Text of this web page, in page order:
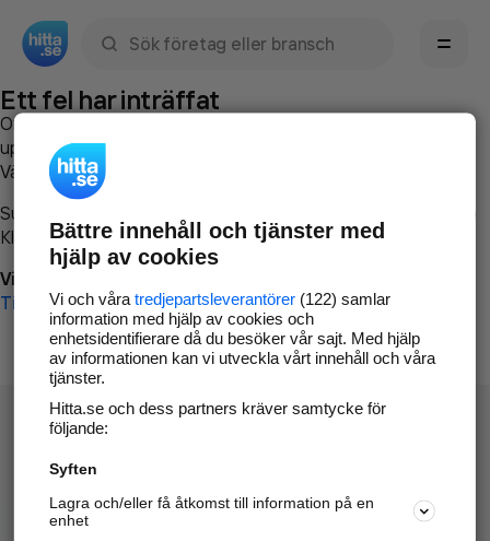
Ett fel har inträffat
Om du vill kan du
uppstod så att vi lättare och snabbare kan avhjälpa det.
Vänligen försök med följande:
Surfa till
Klicka påTillbaka-knappen i webbläsaren och försök igen
Vi beklagar besväret!
Till startsidan
Hitta.se - Gratis nummerupplysning.
Sök företag, personer och platser.
Bättre innehåll och tjänster med
hjälp av cookies
Vi och våra tredjepartsleverantörer(122) samlar
information med hjälp av cookies och
enhetsidentifierare då du besöker vår sajt. Med hjälp
av informationen kan vi utveckla vårt innehåll och våra
tjänster.
Hitta.se och dess partners kräver samtycke för
följande:
Syften
Lagra och/eller få åtkomst till information på en
enhet